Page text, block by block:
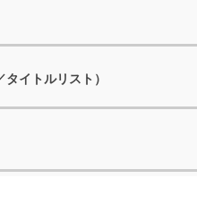
イトルリスト）